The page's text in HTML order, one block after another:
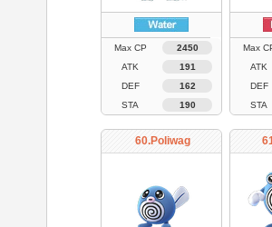
Max CP
2450
ATK
191
DEF
162
STA
190
Max
ATK
DEF
STA
60.Poliwag